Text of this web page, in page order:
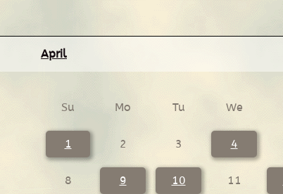
April
Su Mo Tu We
1 2 3 4
8 9 10 11